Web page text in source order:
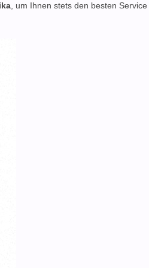
, um Ihnen stets den besten Service